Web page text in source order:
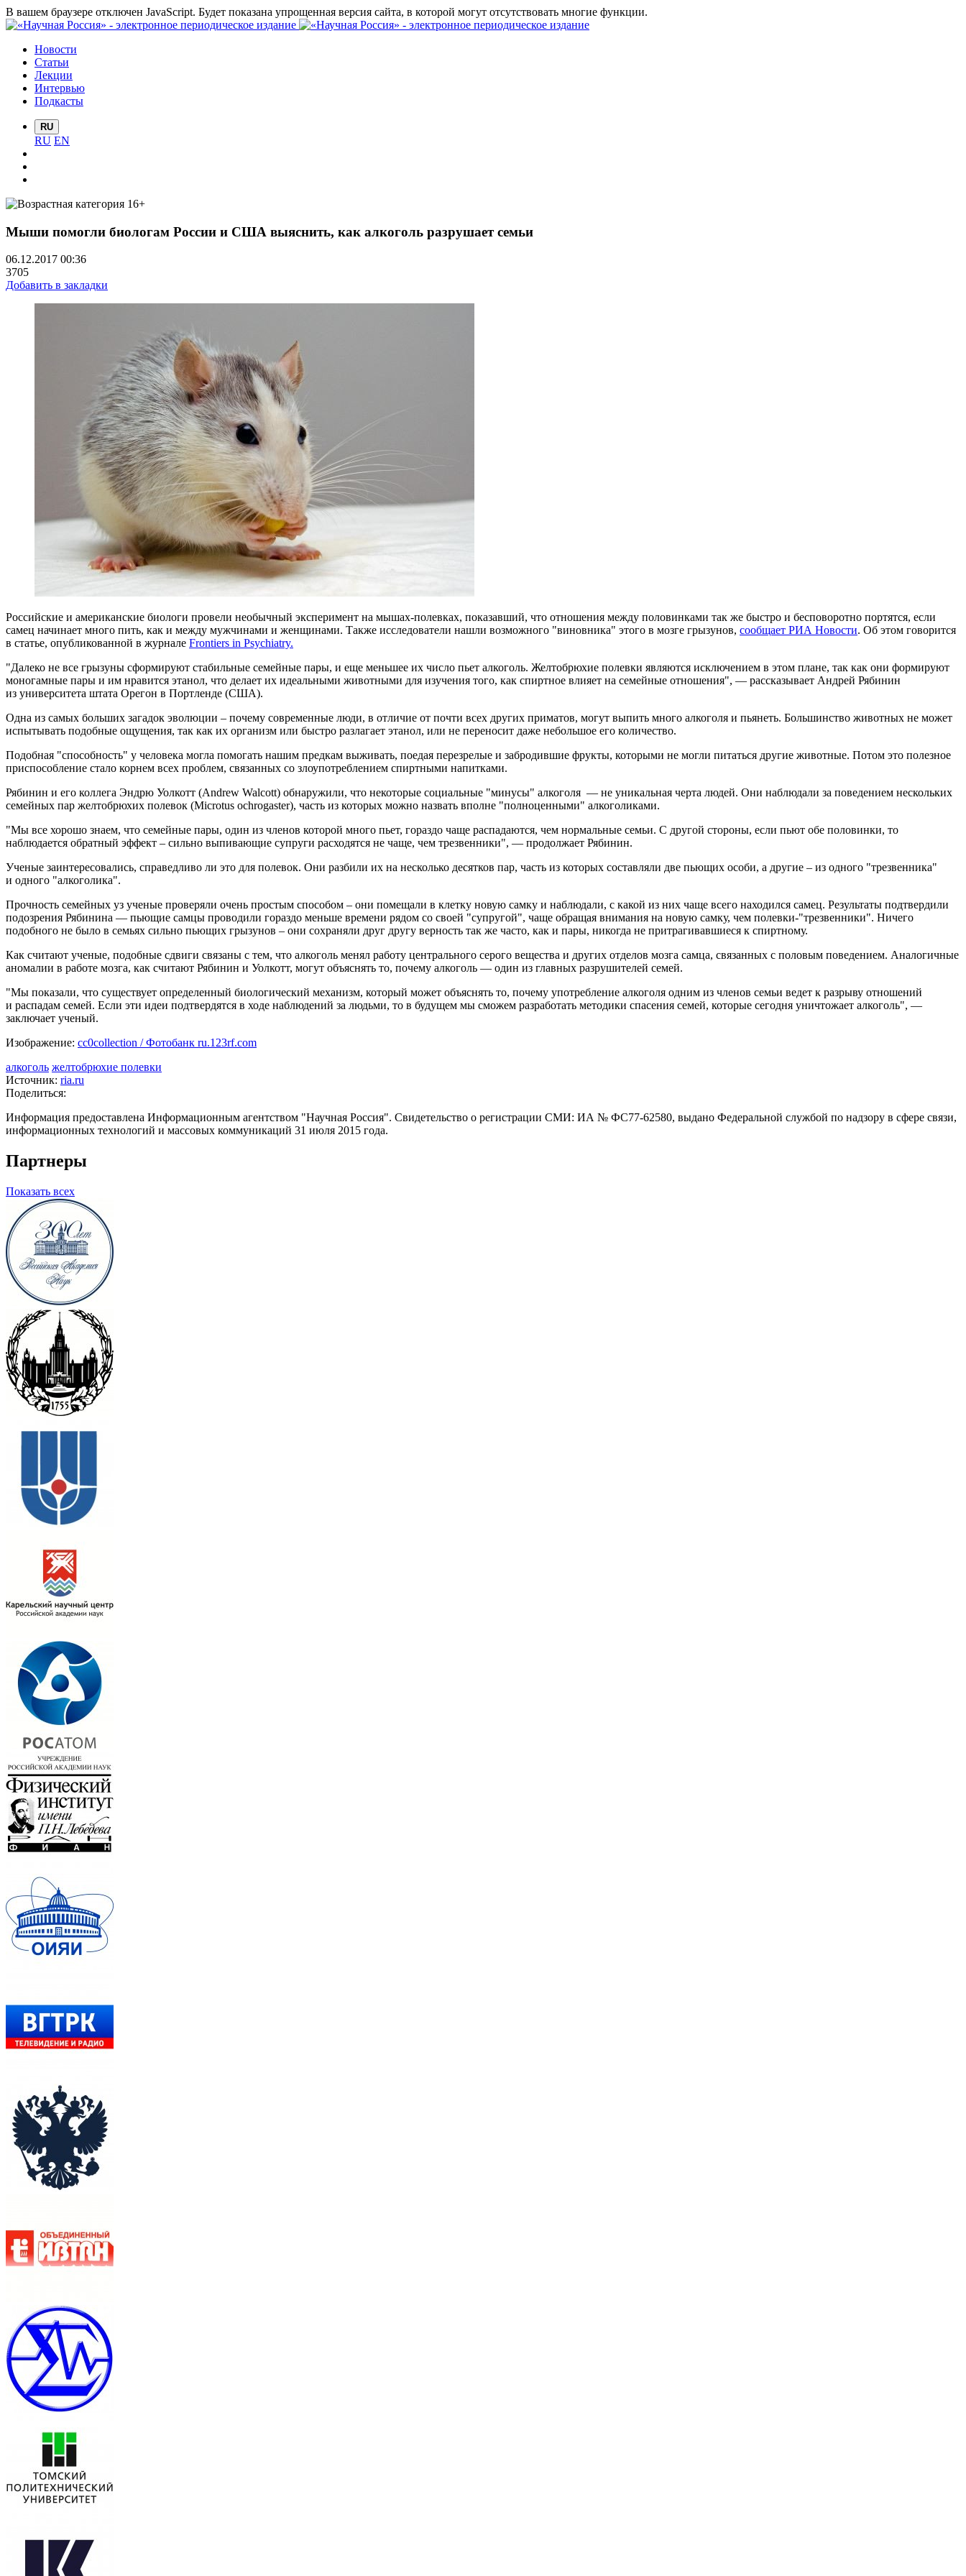
В вашем браузере отключен JavaScript. Будет показана упрощенная версия сайта, в которой могут отсутствовать многие функции.
Новости
Статьи
Лекции
Интервью
Подкасты
RU
RU EN
Мыши помогли биологам России и США выяснить, как алкоголь разрушает семьи
06.12.2017 00:36
3705
Добавить в закладки
Российские и американские биологи провели необычный эксперимент на мышах-полевках, показавший, что отношения между половинками так же быстро и бесповоротно портятся, если
самец начинает много пить, как и между мужчинами и женщинами. Также исследователи нашли возможного "виновника" этого в мозге грызунов, сообщает РИА Новости. Об этом говорится
в статье, опубликованной в журнале Frontiers in Psychiatry.
"Далеко не все грызуны сформируют стабильные семейные пары, и еще меньшее их число пьет алкоголь. Желтобрюхие полевки являются исключением в этом плане, так как они формируют
моногамные пары и им нравится этанол, что делает их идеальными животными для изучения того, как спиртное влияет на семейные отношения", — рассказывает Андрей Рябинин
из университета штата Орегон в Портленде (США).
Одна из самых больших загадок эволюции – почему современные люди, в отличие от почти всех других приматов, могут выпить много алкоголя и пьянеть. Большинство животных не может
испытывать подобные ощущения, так как их организм или быстро разлагает этанол, или не переносит даже небольшое его количество.
Подобная "способность" у человека могла помогать нашим предкам выживать, поедая перезрелые и забродившие фрукты, которыми не могли питаться другие животные. Потом это полезное
приспособление стало корнем всех проблем, связанных со злоупотреблением спиртными напитками.
Рябинин и его коллега Эндрю Уолкотт (Andrew Walcott) обнаружили, что некоторые социальные "минусы" алкоголя — не уникальная черта людей. Они наблюдали за поведением нескольких
семейных пар желтобрюхих полевок (Microtus ochrogaster), часть из которых можно назвать вполне "полноценными" алкоголиками.
"Мы все хорошо знаем, что семейные пары, один из членов которой много пьет, гораздо чаще распадаются, чем нормальные семьи. С другой стороны, если пьют обе половинки, то
наблюдается обратный эффект – сильно выпивающие супруги расходятся не чаще, чем трезвенники", — продолжает Рябинин.
Ученые заинтересовались, справедливо ли это для полевок. Они разбили их на несколько десятков пар, часть из которых составляли две пьющих особи, а другие – из одного "трезвенника"
и одного "алкоголика".
Прочность семейных уз ученые проверяли очень простым способом – они помещали в клетку новую самку и наблюдали, с какой из них чаще всего находился самец. Результаты подтвердили
подозрения Рябинина — пьющие самцы проводили гораздо меньше времени рядом со своей "супругой", чаще обращая внимания на новую самку, чем полевки-"трезвенники". Ничего
подобного не было в семьях сильно пьющих грызунов – они сохраняли друг другу верность так же часто, как и пары, никогда не притрагивавшиеся к спиртному.
Как считают ученые, подобные сдвиги связаны с тем, что алкоголь менял работу центрального серого вещества и других отделов мозга самца, связанных с половым поведением. Аналогичные
аномалии в работе мозга, как считают Рябинин и Уолкотт, могут объяснять то, почему алкоголь — один из главных разрушителей семей.
"Мы показали, что существует определенный биологический механизм, который может объяснять то, почему употребление алкоголя одним из членов семьи ведет к разрыву отношений
и распадам семей. Если эти идеи подтвердятся в ходе наблюдений за людьми, то в будущем мы сможем разработать методики спасения семей, которые сегодня уничтожает алкоголь", —
заключает ученый.
Изображение: cc0collection / Фотобанк ru.123rf.com
алкоголь желтобрюхие полевки
Источник: ria.ru
Поделиться:
Информация предоставлена Информационным агентством "Научная Россия". Свидетельство о регистрации СМИ: ИА № ФС77-62580, выдано Федеральной службой по надзору в сфере связи,
информационных технологий и массовых коммуникаций 31 июля 2015 года.
Партнеры
Показать всех